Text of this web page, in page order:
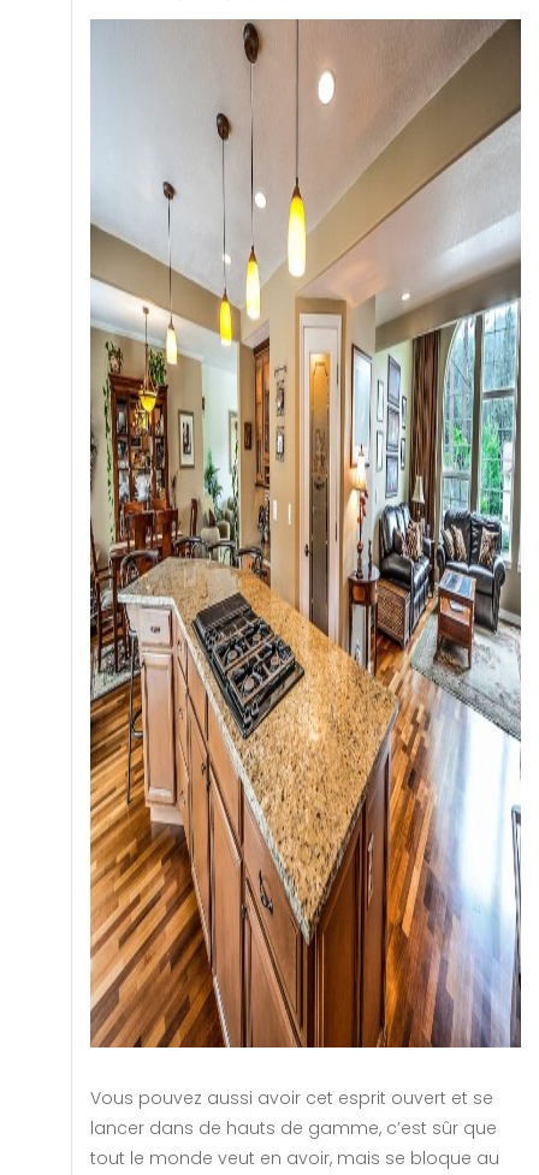
Vous pouvez aussi avoir cet esprit ouvert et se
lancer dans de hauts de gamme, c’est sûr que
tout le monde veut en avoir, mais se bloque au